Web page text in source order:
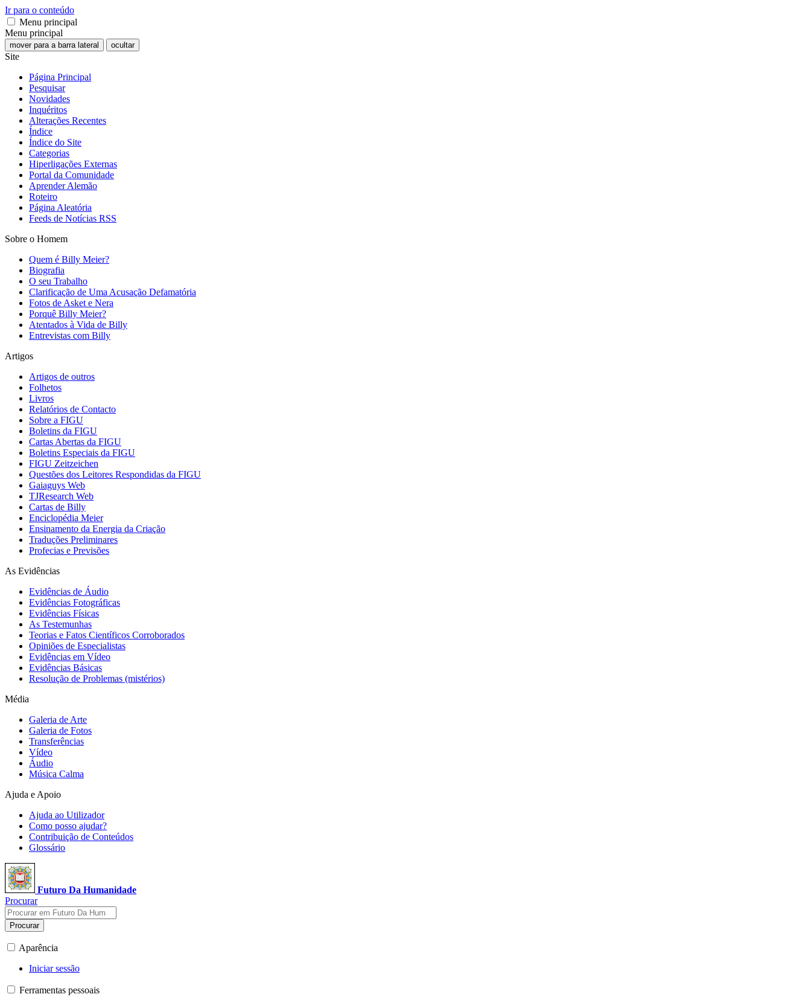
Ir para o conteúdo
Menu principal
Menu principal
mover para a barra lateral ocultar
Site
Página Principal
Pesquisar
Novidades
Inquéritos
Alterações Recentes
Índice
Índice do Site
Categorias
Hiperligações Externas
Portal da Comunidade
Aprender Alemão
Roteiro
Página Aleatória
Feeds de Notícias RSS
Sobre o Homem
Quem é Billy Meier?
Biografia
O seu Trabalho
Clarificação de Uma Acusação Defamatória
Fotos de Asket e Nera
Porquê Billy Meier?
Atentados à Vida de Billy
Entrevistas com Billy
Artigos
Artigos de outros
Folhetos
Livros
Relatórios de Contacto
Sobre a FIGU
Boletins da FIGU
Cartas Abertas da FIGU
Boletins Especiais da FIGU
FIGU Zeitzeichen
Questões dos Leitores Respondidas da FIGU
Gaiaguys Web
TJResearch Web
Cartas de Billy
Enciclopédia Meier
Ensinamento da Energia da Criação
Traduções Preliminares
Profecias e Previsões
As Evidências
Evidências de Áudio
Evidências Fotográficas
Evidências Físicas
As Testemunhas
Teorias e Fatos Científicos Corroborados
Opiniões de Especialistas
Evidências em Vídeo
Evidências Básicas
Resolução de Problemas (mistérios)
Média
Galeria de Arte
Galeria de Fotos
Transferências
Vídeo
Áudio
Música Calma
Ajuda e Apoio
Ajuda ao Utilizador
Como posso ajudar?
Contribuição de Conteúdos
Glossário
Futuro Da Humanidade
Procurar
Procurar
Aparência
Iniciar sessão
Ferramentas pessoais